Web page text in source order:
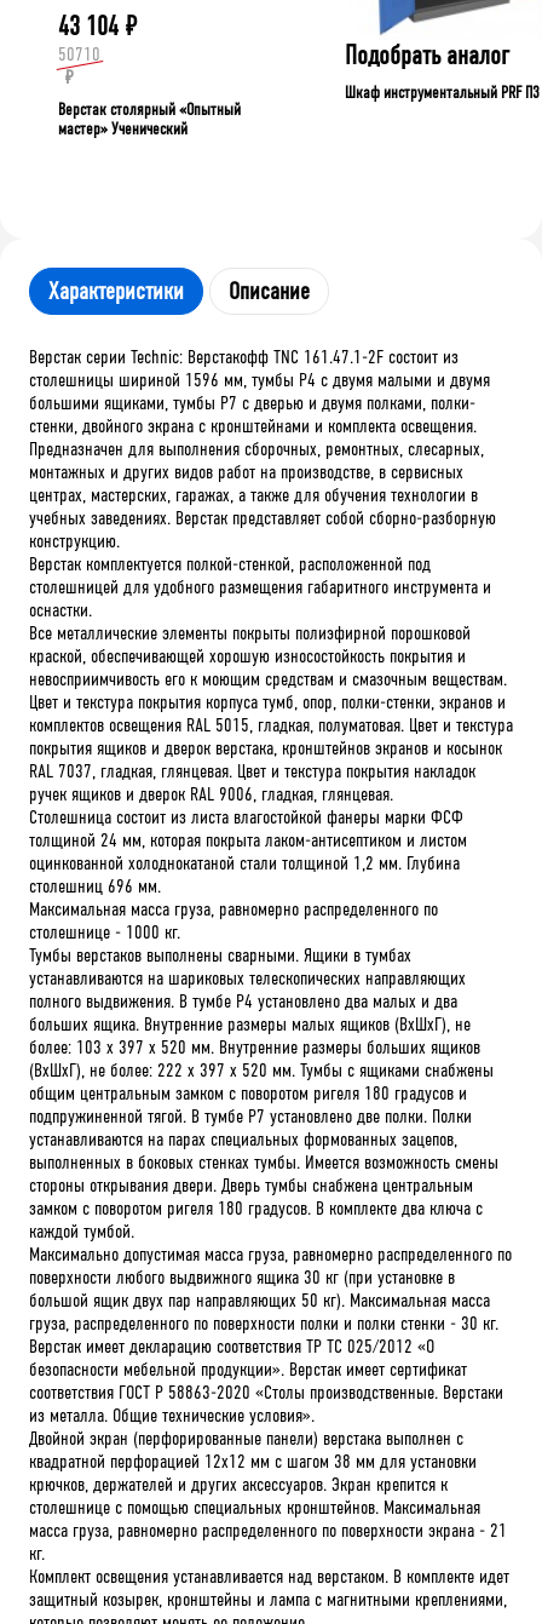
43 104 ₽
50710
₽
Верстак столярный «Опытный
мастер» Ученический
Подобрать аналог
Шкаф инструментальный PRF П3
Характеристики Описание
Верстак серии Technic: Верстакофф TNC 161.47.1-2F состоит из
столешницы шириной 1596 мм, тумбы P4 с двумя малыми и двумя
большими ящиками, тумбы P7 с дверью и двумя полками, полки-
стенки, двойного экрана с кронштейнами и комплекта освещения.
Предназначен для выполнения сборочных, ремонтных, слесарных,
монтажных и других видов работ на производстве, в сервисных
центрах, мастерских, гаражах, а также для обучения технологии в
учебных заведениях. Верстак представляет собой сборно-разборную
конструкцию.
Верстак комплектуется полкой-стенкой, расположенной под
столешницей для удобного размещения габаритного инструмента и
оснастки.
Все металлические элементы покрыты полиэфирной порошковой
краской, обеспечивающей хорошую износостойкость покрытия и
невосприимчивость его к моющим средствам и смазочным веществам.
Цвет и текстура покрытия корпуса тумб, опор, полки-стенки, экранов и
комплектов освещения RAL 5015, гладкая, полуматовая. Цвет и текстура
покрытия ящиков и дверок верстака, кронштейнов экранов и косынок
RAL 7037, гладкая, глянцевая. Цвет и текстура покрытия накладок
ручек ящиков и дверок RAL 9006, гладкая, глянцевая.
Столешница состоит из листа влагостойкой фанеры марки ФСФ
толщиной 24 мм, которая покрыта лаком-антисептиком и листом
оцинкованной холоднокатаной стали толщиной 1,2 мм. Глубина
столешниц 696 мм.
Максимальная масса груза, равномерно распределенного по
столешнице - 1000 кг.
Тумбы верстаков выполнены сварными. Ящики в тумбах
устанавливаются на шариковых телескопических направляющих
полного выдвижения. В тумбе P4 установлено два малых и два
больших ящика. Внутренние размеры малых ящиков (ВхШхГ), не
более: 103 х 397 х 520 мм. Внутренние размеры больших ящиков
(ВхШхГ), не более: 222 х 397 х 520 мм. Тумбы с ящиками снабжены
общим центральным замком с поворотом ригеля 180 градусов и
подпружиненной тягой. В тумбе P7 установлено две полки. Полки
устанавливаются на парах специальных формованных зацепов,
выполненных в боковых стенках тумбы. Имеется возможность смены
стороны открывания двери. Дверь тумбы снабжена центральным
замком с поворотом ригеля 180 градусов. В комплекте два ключа с
каждой тумбой.
Максимально допустимая масса груза, равномерно распределенного по
поверхности любого выдвижного ящика 30 кг (при установке в
большой ящик двух пар направляющих 50 кг). Максимальная масса
груза, распределенного по поверхности полки и полки стенки - 30 кг.
Верстак имеет декларацию соответствия ТР ТС 025/2012 «О
безопасности мебельной продукции». Верстак имеет сертификат
соответствия ГОСТ Р 58863-2020 «Столы производственные. Верстаки
из металла. Общие технические условия».
Двойной экран (перфорированные панели) верстака выполнен с
квадратной перфорацией 12х12 мм с шагом 38 мм для установки
крючков, держателей и других аксессуаров. Экран крепится к
столешнице с помощью специальных кронштейнов. Максимальная
масса груза, равномерно распределенного по поверхности экрана - 21
кг.
Комплект освещения устанавливается над верстаком. В комплекте идет
защитный козырек, кронштейны и лампа с магнитными креплениями,